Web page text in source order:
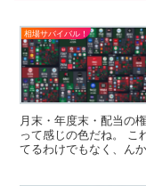
相場サバイバル！
月末・年度末・配当の
って感じの色だね。 こ
てるわけでもなく、ん